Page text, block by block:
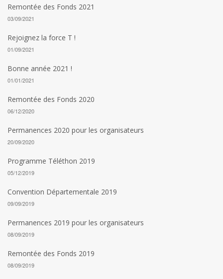
Remontée des Fonds 2021
03/09/2021
Rejoignez la force T !
01/09/2021
Bonne année 2021 !
01/01/2021
Remontée des Fonds 2020
06/12/2020
Permanences 2020 pour les organisateurs
20/09/2020
Programme Téléthon 2019
05/12/2019
Convention Départementale 2019
09/09/2019
Permanences 2019 pour les organisateurs
08/09/2019
Remontée des Fonds 2019
08/09/2019